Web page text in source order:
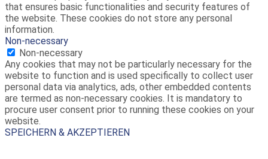
that ensures basic functionalities and security features of
the website. These cookies do not store any personal
information.
Non-necessary
Non-necessary
Any cookies that may not be particularly necessary for the
website to function and is used specifically to collect user
personal data via analytics, ads, other embedded contents
are termed as non-necessary cookies. It is mandatory to
procure user consent prior to running these cookies on your
website.
SPEICHERN & AKZEPTIEREN